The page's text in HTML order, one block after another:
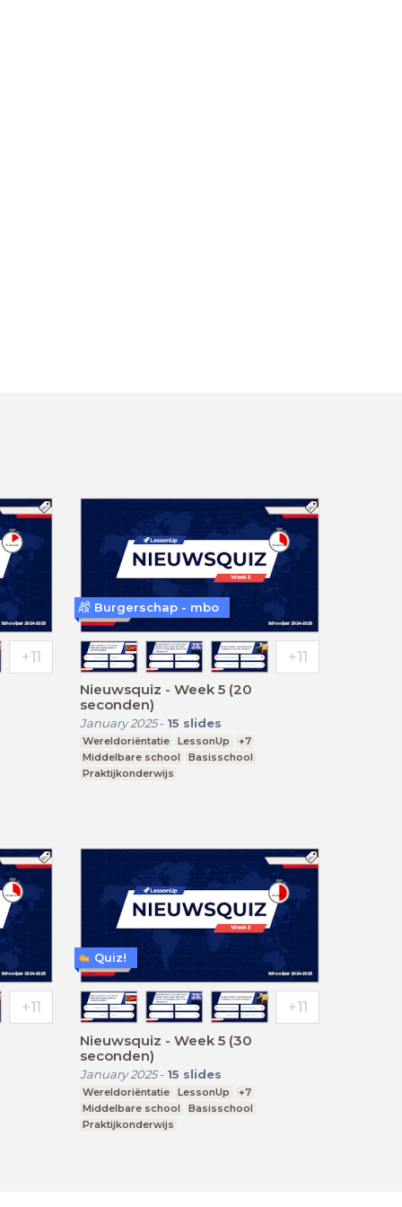
Nieuwsquiz - Week 5 (20
seconden)
January 2025- 15 slides
Wereldoriëntatie LessonUp
+7
Middelbare school
Basisschool
Praktijkonderwijs
Burgerschap - mbo
Nieuwsquiz - Week 5 (30
seconden)
January 2025- 15 slides
Wereldoriëntatie LessonUp
+7
Middelbare school
Basisschool
Praktijkonderwijs
Quiz!